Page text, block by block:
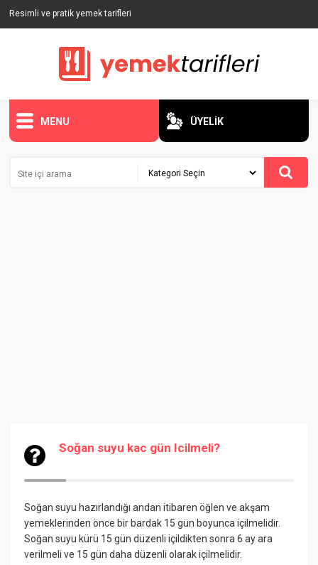
Resimli ve pratik yemek tarifleri
MENU ÜYELİK
Soğan suyu kac gün Icilmeli?
Soğan suyu hazırlandığı andan itibaren öğlen ve akşam
yemeklerinden önce bir bardak 15 gün boyunca içilmelidir.
Soğan suyu kürü 15 gün düzenli içildikten sonra 6 ay ara
verilmeli ve 15 gün daha düzenli olarak içilmelidir.